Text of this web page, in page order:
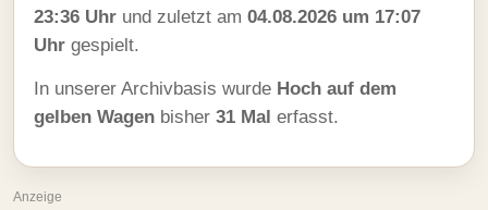
23:36 Uhr und zuletzt am 04.08.2026 um 17:07
Uhr gespielt.
In unserer Archivbasis wurde Hoch auf dem
gelben Wagen bisher 31 Mal erfasst.
Anzeige